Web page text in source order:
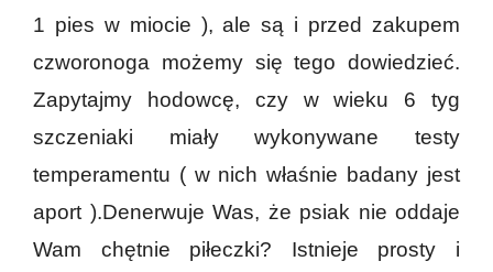
1 pies w miocie ), ale są i przed zakupem
czworonoga możemy się tego dowiedzieć.
Zapytajmy hodowcę, czy w wieku 6 tyg
szczeniaki miały wykonywane testy
temperamentu ( w nich właśnie badany jest
aport ).Denerwuje Was, że psiak nie oddaje
Wam chętnie piłeczki? Istnieje prosty i